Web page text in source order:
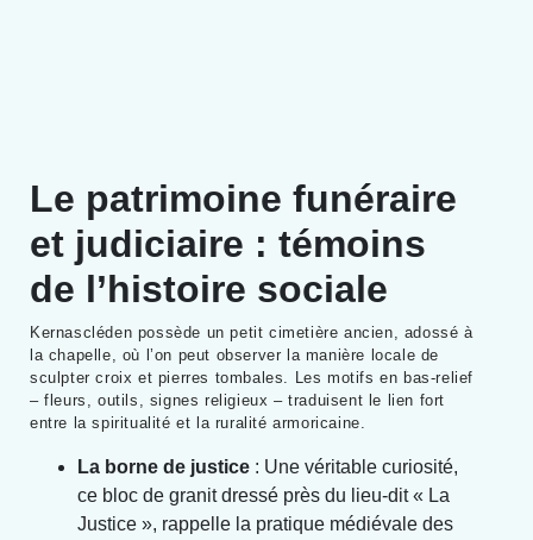
Le patrimoine funéraire
et judiciaire : témoins
de l’histoire sociale
Kernascléden possède un petit cimetière ancien, adossé à
la chapelle, où l’on peut observer la manière locale de
sculpter croix et pierres tombales. Les motifs en bas-relief
– fleurs, outils, signes religieux – traduisent le lien fort
entre la spiritualité et la ruralité armoricaine.
La borne de justice : Une véritable curiosité,
ce bloc de granit dressé près du lieu-dit « La
Justice », rappelle la pratique médiévale des